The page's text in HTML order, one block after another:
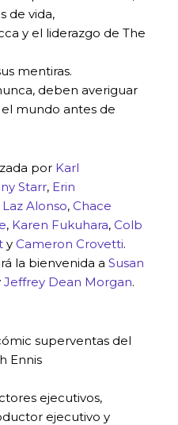
de vida,
y el liderazgo de The
mentiras.
deben averiguar
mundo antes de
por Karl
Starr, Erin
Laz Alonso, Chace
, Karen Fukuhara, Colb
y Cameron Crovetti.
la bienvenida a Susan
Jeffrey Dean Morgan.
superventas del
Ennis
ejecutivos,
ejecutivo y